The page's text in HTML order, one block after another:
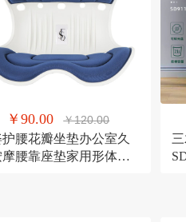
￥90.00 ￥120.00
腰花瓣坐垫办公室久
腰靠座垫家用形体矫